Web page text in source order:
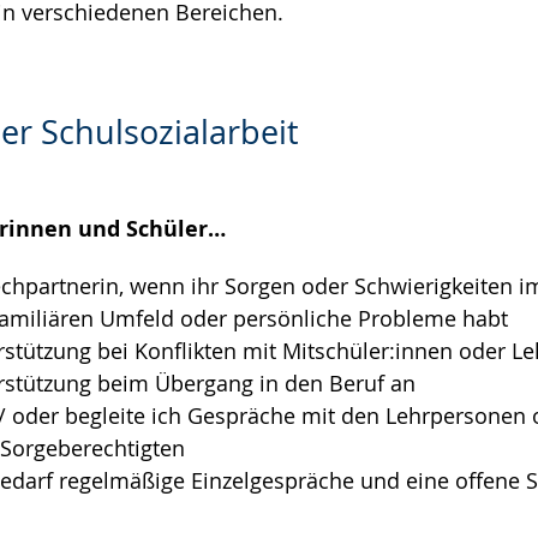
verschiedenen Bereichen.
Schulsozialarbeit
und Schüler…
wenn ihr Sorgen oder Schwierigkeiten
Umfeld oder persönliche Probleme habt
bei Konflikten mit Mitschüler:innen oder
beim Übergang in den Beruf an
begleite ich Gespräche mit den Lehrpersonen
regelmäßige Einzelgespräche und eine offene